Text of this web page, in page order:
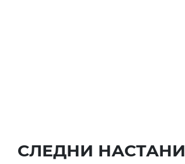
СЛЕДНИ НАСТАНИ